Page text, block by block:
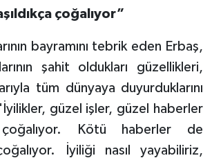
çoğalıyor”
bayramını tebrik eden Erbaş,
şahit oldukları güzellikleri,
tüm dünyaya duyurduklarını
güzel işler, güzel haberler
çoğalıyor. Kötü haberler de
İyiliği nasıl yayabiliriz,